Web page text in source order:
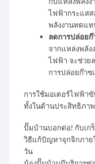
ไฟฟ้ากระแส
พลังงานทดแ
ลดการปล่อยก๊
จากแหล่งพลัง
ไฟฟ้า จะช่วย
การปล่อยก๊าซ
การใช้มอเตอร์ไฟฟ้า
ทั้งในด้านประสิทธิภา
ปั๊มบ้านบอกต่อ! กับเก
วิธีแก้ปัญหาจุกจิกภาย
วัน